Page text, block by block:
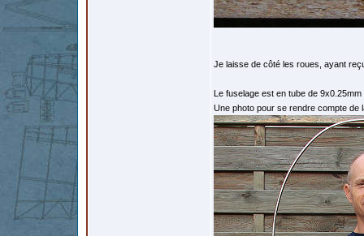
Je laisse de côté les roues, ayant
Le fuselage est en tube de 9x0.25mm
Une photo pour se rendre compte de